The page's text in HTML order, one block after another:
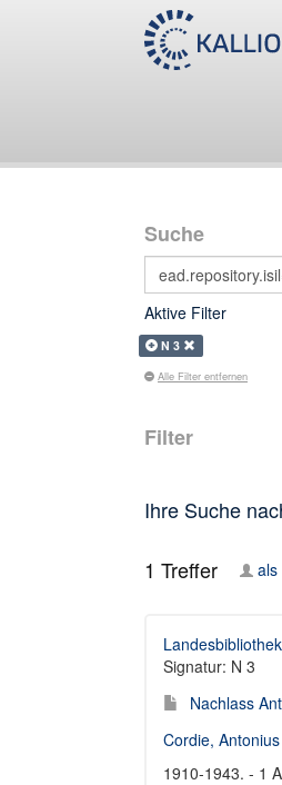
Suche
Aktive Filter
N 3
Alle Filter entfernen
Filter
Ihre Suche
1 Treffer als
Signatur: N 3
Nachlass
Cordie,
1910-1943. - 1